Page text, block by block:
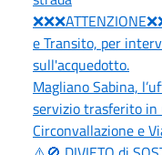
e Transito, per
sull'acquedotto.
Magliano Sabina,
servizio trasferito
Circonvallazione e